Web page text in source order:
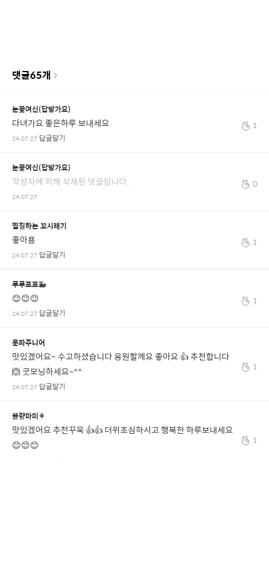
댓글65개
눈꽃여신(답방가요)
다녀가요 좋은하루 보내세요
24.07.27 답글달기
1
눈꽃여신(답방가요)
작성자에 의해 삭제된 댓글입니다.
24.07.27
0
찜질하는 꼬시래기
좋아용
24.07.27 답글달기
1
루루포포🐳
😊😊😊
24.07.27 답글달기
1
운파주니어
맛있겠어요~ 수고하셨습니다 응원할께요 좋아요 👍 추천합니다
🙆 굿모닝하세요~^^
24.07.27 답글달기
1
불량마미⚘
맛있겠어요 추천꾸욱 👍👍 더위조심하시고 행복한 하루보내세요
😊😊😊
답글달기
1